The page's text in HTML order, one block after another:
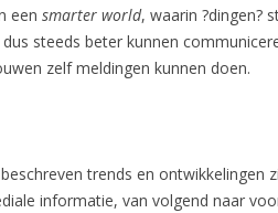
een smarter world, waarin ?dingen?
steeds beter kunnen
zelf meldingen kunnen doen.
trends en
informatie, van volgend naar